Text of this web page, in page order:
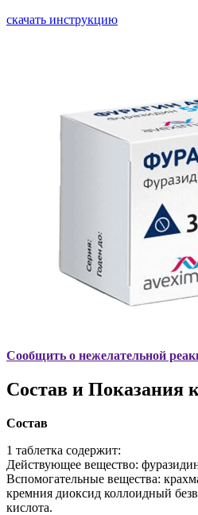
скачать инструкцию
Сообщить о нежелательной
Состав и Показания
Состав
1 таблетка содержит:
Действующее вещество:
Вспомогательные вещества:
кремния диоксид коллоидный
кислота.